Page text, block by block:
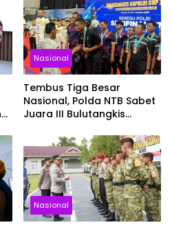
Nasional
Tembus Tiga Besar
Nasional, Polda NTB Sabet
Juara III Bulutangkis
Nasional